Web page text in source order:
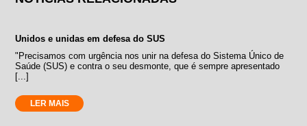
Unidos e unidas em defesa do SUS
"Precisamos com urgência nos unir na defesa do Sistema Único de
Saúde (SUS) e contra o seu desmonte, que é sempre apresentado
[...]
LER MAIS